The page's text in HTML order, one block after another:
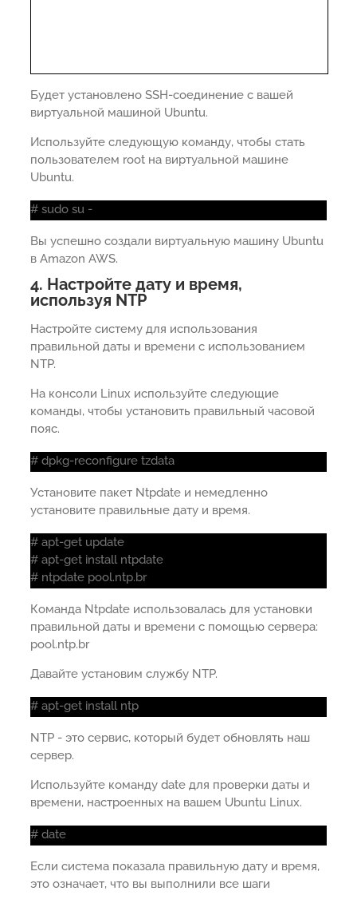
Будет установлено SSH-соединение с вашей
виртуальной машиной Ubuntu.
Используйте следующую команду, чтобы стать
пользователем root на виртуальной машине
Ubuntu.
# sudo su -
Вы успешно создали виртуальную машину Ubuntu
в Amazon AWS.
4. Настройте дату и время,
используя NTP
Настройте систему для использования
правильной даты и времени с использованием
NTP.
На консоли Linux используйте следующие
команды, чтобы установить правильный часовой
пояс.
# dpkg-reconfigure tzdata
Установите пакет Ntpdate и немедленно
установите правильные дату и время.
# apt-get update
# apt-get install ntpdate
# ntpdate pool.ntp.br
Команда Ntpdate использовалась для установки
правильной даты и времени с помощью сервера:
pool.ntp.br
Давайте установим службу NTP.
# apt-get install ntp
NTP - это сервис, который будет обновлять наш
сервер.
Используйте команду date для проверки даты и
времени, настроенных на вашем Ubuntu Linux.
# date
Если система показала правильную дату и время,
это означает, что вы выполнили все шаги